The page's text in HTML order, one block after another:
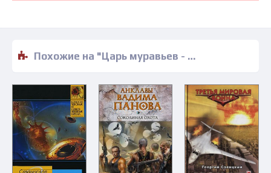
Похожие на "Царь муравьев - Андрей Плеханов" книги читать бесплатно полные версии